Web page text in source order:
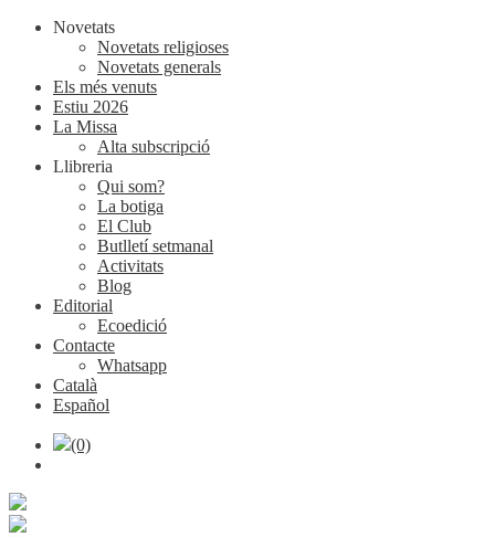
Novetats
Novetats religioses
Novetats generals
Els més venuts
Estiu 2026
La Missa
Alta subscripció
Llibreria
Qui som?
La botiga
El Club
Butlletí setmanal
Activitats
Blog
Editorial
Ecoedició
Contacte
Whatsapp
Català
Español
(0)